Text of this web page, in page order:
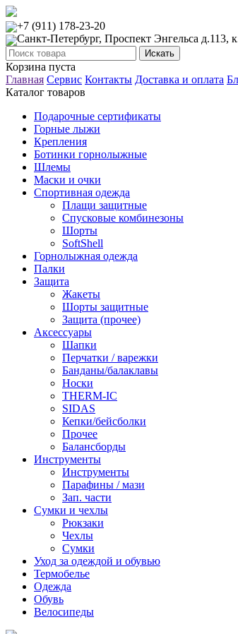
+7 (911) 178-23-20
Санкт-Петербург, Проспект Энгельса д.113,
Корзина пуста
Главная Сервис Контакты Доставка и оплата
Каталог товаров
Подарочные сертификаты
Горные лыжи
Крепления
Ботинки горнолыжные
Шлемы
Маски и очки
Спортивная одежда
Плащи защитные
Спусковые комбинезоны
Шорты
SoftShell
Горнолыжная одежда
Палки
Защита
Жакеты
Шорты защитные
Защита (прочее)
Аксессуары
Шапки
Перчатки / варежки
Банданы/балаклавы
Носки
THERM-IC
SIDAS
Кепки/бейсболки
Прочее
Балансборды
Инструменты
Инструменты
Парафины / мази
Зап. части
Сумки и чехлы
Рюкзаки
Чехлы
Сумки
Уход за одеждой и обувью
Термобелье
Одежда
Обувь
Велосипеды